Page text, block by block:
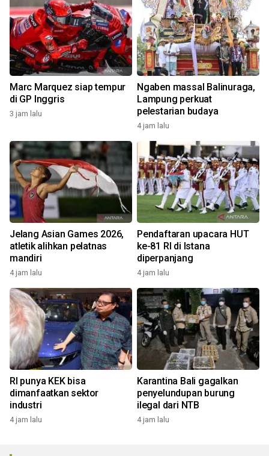
Marc Marquez siap tempur
di GP Inggris
3 jam lalu
Ngaben massal Balinuraga,
Lampung perkuat
pelestarian budaya
4 jam lalu
Jelang Asian Games 2026,
atletik alihkan pelatnas
mandiri
4 jam lalu
Pendaftaran upacara HUT
ke-81 RI di Istana
diperpanjang
4 jam lalu
RI punya KEK bisa
dimanfaatkan sektor
industri
4 jam lalu
Karantina Bali gagalkan
penyelundupan burung
ilegal dari NTB
4 jam lalu